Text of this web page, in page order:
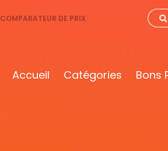
COMPARATEUR DE PRIX
Accueil Catégories Bons